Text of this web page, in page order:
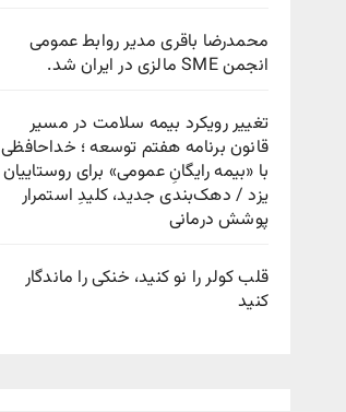
محمدرضا باقری مدیر روابط عمومی
انجمن SME مالزی در ایران شد.
تغییر رویکرد بیمه سلامت در مسیر
قانون برنامه هفتم توسعه ؛ خداحافظی
با «بیمه رایگانِ عمومی» برای روستاییان
یزد / دهک‌بندی جدید، کلیدِ استمرار
پوشش درمانی
قلب کولر را نو کنید، خنکی را ماندگار
کنید